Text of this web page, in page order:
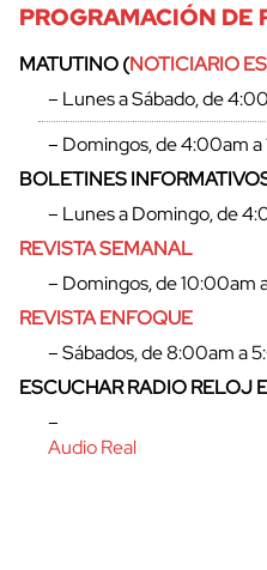
cerrar
PROGRAMACIÓN DE
MATUTINO (NOTICIARIO
– Lunes a Sábado, de
– Domingos, de 4:00am
BOLETINES
– Lunes a Domingo, de
REVISTA SEMANAL
– Domingos, de 10:00am
REVISTA ENFOQUE
– Sábados, de 8:00am a
ESCUCHAR RADIO RELOJ
–
Audio Real